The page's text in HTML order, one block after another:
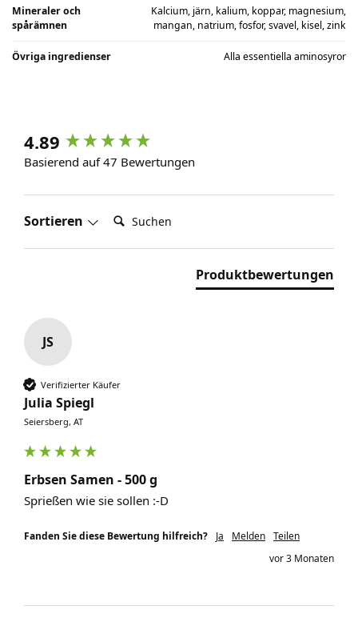
Mineraler och
spårämnen
Kalcium, järn, kalium, koppar, magnesium,
mangan, natrium, fosfor, svavel, kisel, zink
Övriga ingredienser Alla essentiella aminosyror
4.89
Basierend auf 47 Bewertungen
Sortieren Suchen:
Produktbewertungen
JS
Verifizierter Käufer
Julia Spiegl
Seiersberg, AT
Erbsen Samen - 500 g
Sprießen wie sie sollen :-D
Fanden Sie diese Bewertung hilfreich? Ja Melden Teilen
vor 3 Monaten